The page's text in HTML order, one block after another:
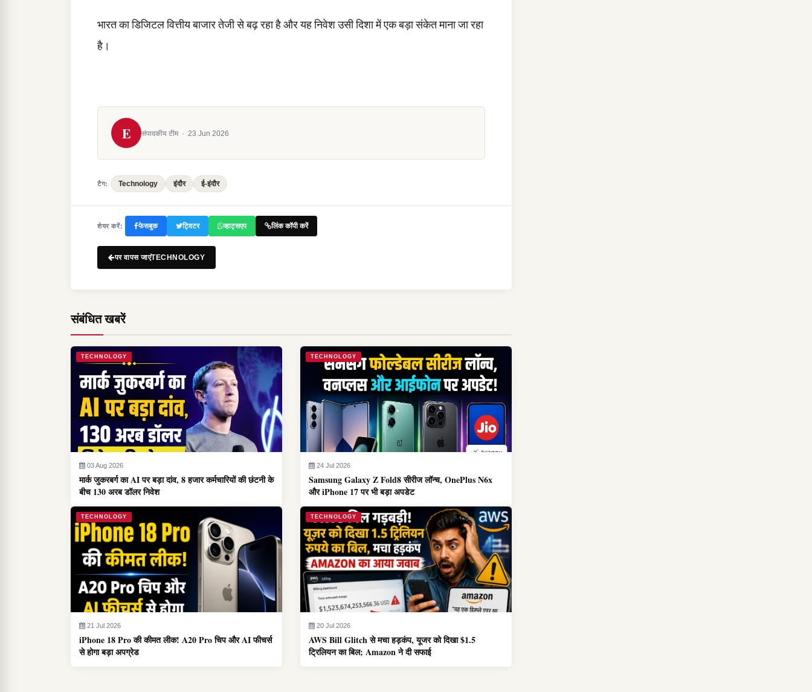
भारत का डिजिटल वित्तीय बाजार तेजी से बढ़ रहा है और यह निवेश उसी दिशा में एक बड़ा संकेत माना जा रहा
है।
E संपादकीय टीम · 23 Jun 2026
टैग: Technology इंदौर ई-इंदौर
शेयर करें: फेसबुक ट्विटर व्हाट्सएप लिंक कॉपी करें
पर वापस जाएंTECHNOLOGY
संबंधित खबरें
TECHNOLOGY
03 Aug 2026
मार्क जुकरबर्ग का AI पर बड़ा दांव, 8 हजार कर्मचारियों की छंटनी के
बीच 130 अरब डॉलर निवेश
TECHNOLOGY
24 Jul 2026
Samsung Galaxy Z Fold8 सीरीज लॉन्च, OnePlus N6x
और iPhone 17 पर भी बड़ा अपडेट
TECHNOLOGY
21 Jul 2026
iPhone 18 Pro की कीमत लीक! A20 Pro चिप और AI फीचर्स
से होगा बड़ा अपग्रेड
TECHNOLOGY
20 Jul 2026
AWS Bill Glitch से मचा हड़कंप, यूजर को दिखा $1.5
ट्रिलियन का बिल; Amazon ने दी सफाई